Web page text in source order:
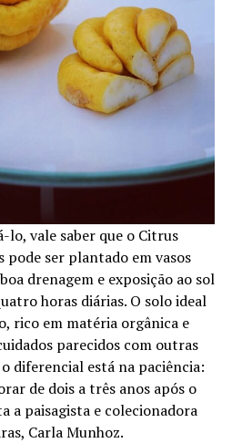
lo, vale saber que o Citrus
pode ser plantado em vasos
drenagem e exposição ao sol
horas diárias. O solo ideal
rico em matéria orgânica e
parecidos com outras
diferencial está na paciência:
de dois a três anos após o
a paisagista e colecionadora
Carla Munhoz.